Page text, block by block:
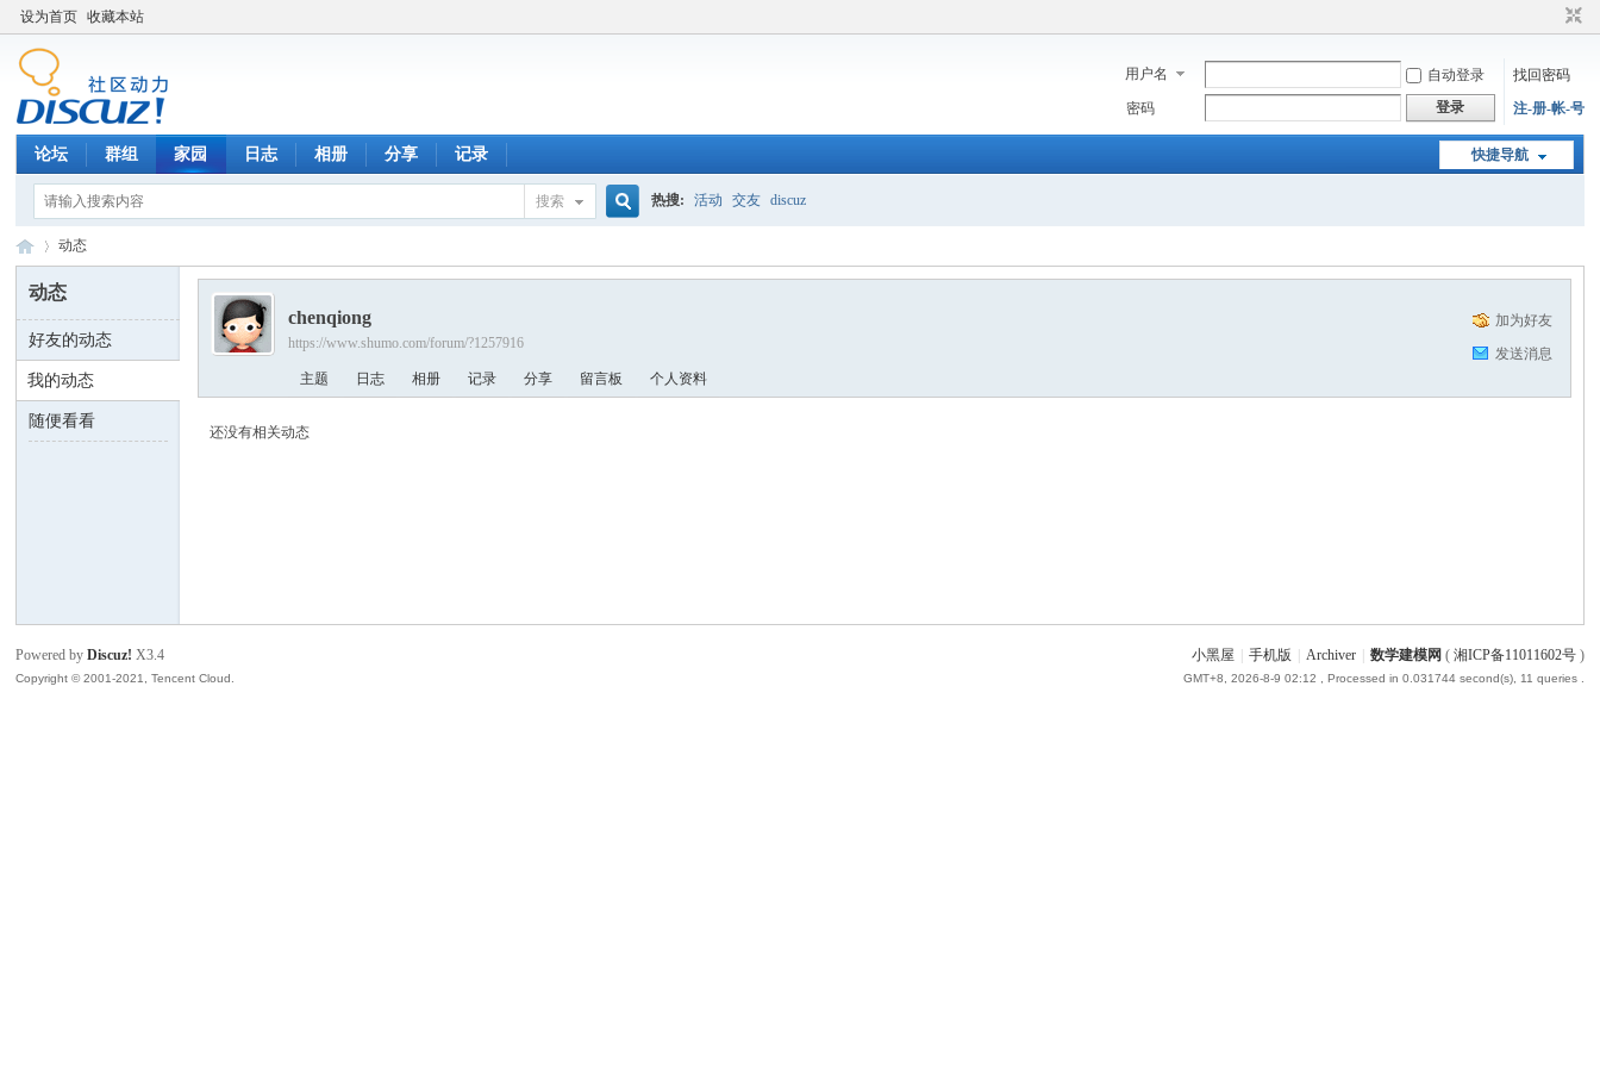
设为首页 收藏本站
用户名 自动登录
找回密码
密码
登录 注-册-帐-号
快捷导航
论坛 群组 家园 日志 相册 分享 记录
搜索 热搜: 活动 交友 discuz
数 ›
动态
动态
好友的动态
我的动态
随便看看
加为好友
发送消息
chenqiong
https://www.shumo.com/forum/?1257916
主题 日志 相册 记录 分享 留言板 个人资料
还没有相关动态
小黑屋 手机版 Archiver 数学建模网 ( 湘ICP备11011602号)
GMT+8, 2026-8-9 02:12 , Processed in 0.031744 second(s), 11 queries .
Powered byDiscuz! X3.4
Copyright © 2001-2021, Tencent Cloud.